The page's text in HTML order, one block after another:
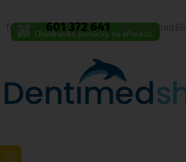
Telefon: 601 372 641 Volejte
Objednávka pomůcky na ePoukaz